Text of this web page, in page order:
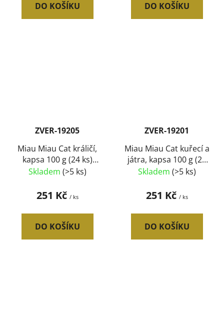
DO KOŠÍKU DO KOŠÍKU
ZVER-19205
Miau Miau Cat králičí,
kapsa 100 g (24 ks)
SLEVA 10 %
Skladem (>5 ks)
251 Kč / ks
DO KOŠÍKU
ZVER-19201
Miau Miau Cat kuřecí a
játra, kapsa 100 g (24
ks) SLEVA 10 %
Skladem (>5 ks)
251 Kč / ks
DO KOŠÍKU